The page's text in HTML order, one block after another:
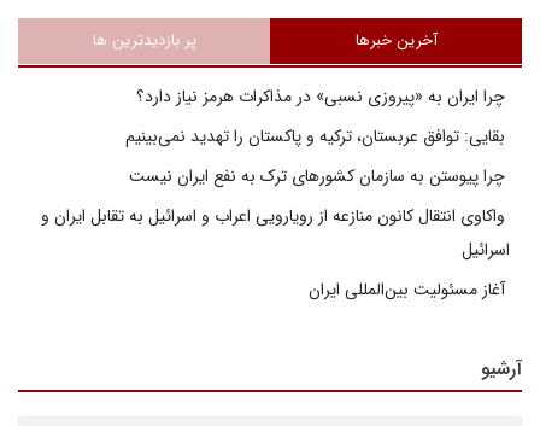
آخرین خبرها پر بازدیدترین ها
چرا ایران به «پیروزی نسبی» در مذاکرات هرمز نیاز دارد؟
بقایی: توافق عربستان، ترکیه و پاکستان را تهدید نمی‌بینیم
چرا پیوستن به سازمان کشورهای ترک به نفع ایران نیست
واکاوی انتقال کانون منازعه از رویارویی اعراب و اسرائیل به تقابل ایران و
اسرائیل
آغاز مسئولیت بین‌المللی ایران
آرشیو